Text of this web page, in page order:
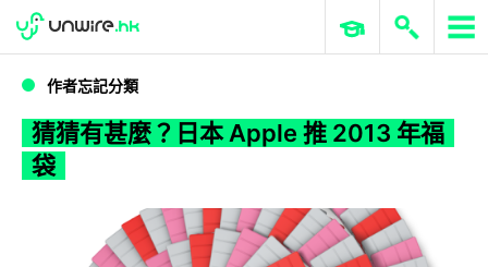
猜猜有甚麼？日本 Apple 推 2013 年福袋
WWDC 2026 ERP 與商業 AI
作者忘記分類
猜猜有甚麼？日本 Apple 推 2013 年福
袋